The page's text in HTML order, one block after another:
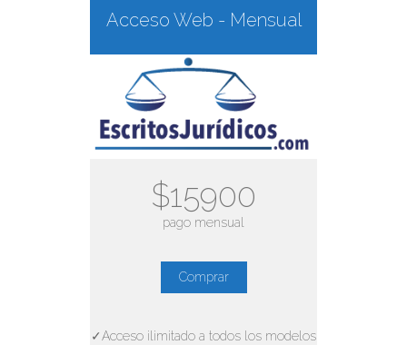
Acceso Web - Mensual
$15900
pago mensual
Comprar
✓Acceso ilimitado a todos los modelos